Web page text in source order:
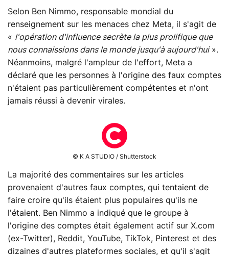
Selon Ben Nimmo, responsable mondial du
renseignement sur les menaces chez Meta, il s'agit de
« l'opération d'influence secrète la plus prolifique que
nous connaissions dans le monde jusqu'à aujourd'hui».
Néanmoins, malgré l'ampleur de l'effort, Meta a
déclaré que les personnes à l'origine des faux comptes
n'étaient pas particulièrement compétentes et n'ont
jamais réussi à devenir virales.
© K A STUDIO / Shutterstock
La majorité des commentaires sur les articles
provenaient d'autres faux comptes, qui tentaient de
faire croire qu'ils étaient plus populaires qu'ils ne
l'étaient. Ben Nimmo a indiqué que le groupe à
l'origine des comptes était également actif sur X.com
(ex-Twitter), Reddit, YouTube, TikTok, Pinterest et des
dizaines d'autres plateformes sociales, et qu'il s'agit